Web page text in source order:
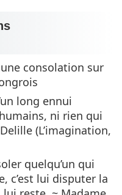
consolation sur
long ennui
ni rien qui
(L’imagination,
quelqu’un qui
c’est lui disputer la